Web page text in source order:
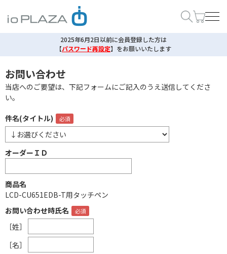
2025年6月2日以前に会員登録した方は
【パスワード再設定】 をお願いいたします
お問い合わせ
当店へのご要望は、下記フォームにご記入のうえ送信してくださ
い。
件名(タイトル)
オーダーＩＤ
商品名
LCD-CU651EDB-T用タッチペン
お問い合わせ時氏名
［姓］
［名］